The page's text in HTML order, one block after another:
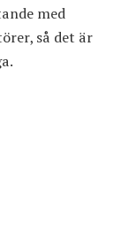
med
så det är